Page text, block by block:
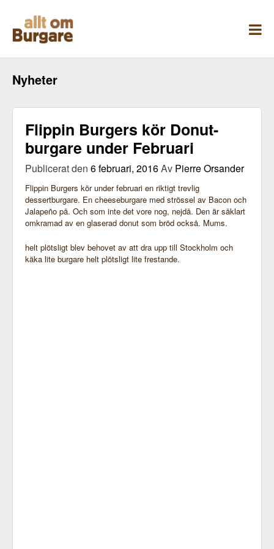
innehåll
Nyheter
Flippin Burgers kör Donut-
burgare under Februari
Publicerat den 6 februari, 2016Av Pierre Orsander
Flippin Burgers kör under februari en riktigt trevlig
dessertburgare. En cheeseburgare med strössel av Bacon och
Jalapeño på. Och som inte det vore nog, nejdå. Den är såklart
omkramad av en glaserad donut som bröd också. Mums.
helt plötsligt blev behovet av att dra upp till Stockholm och
käka lite burgare helt plötsligt lite frestande.